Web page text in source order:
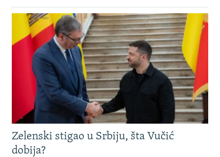
Zelenski stigao u Srbiju, šta Vučić
dobija?